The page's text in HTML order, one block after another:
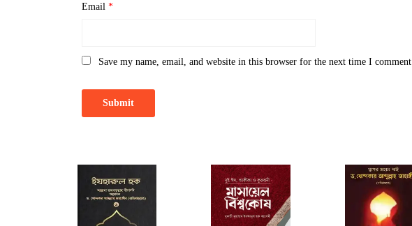
Email*
Save my name, email, and website in this browser for the next time I comment.